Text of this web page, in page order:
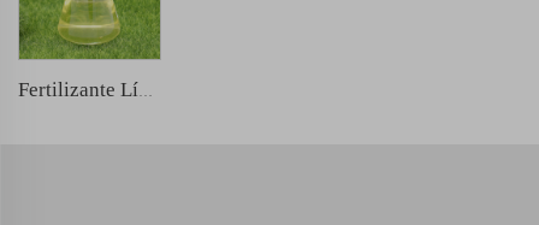
Fertilizante Líquido NPK